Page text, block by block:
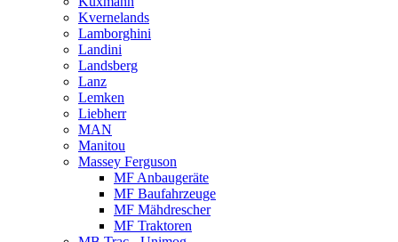
Kvernelands
Lamborghini
Landini
Landsberg
Lanz
Lemken
Liebherr
MAN
Manitou
Massey Ferguson
MF Anbaugeräte
MF Baufahrzeuge
MF Mähdrescher
MF Traktoren